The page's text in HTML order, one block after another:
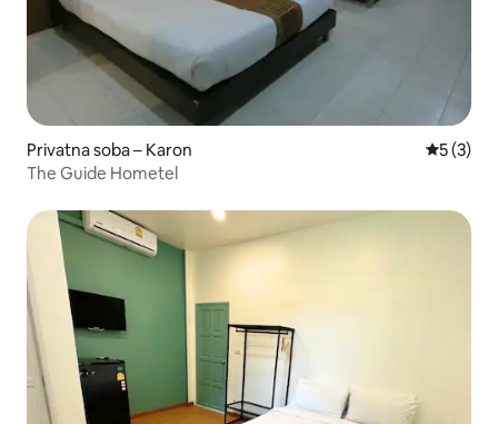
Privatna soba – Karon
5 (3)
The Guide Hometel